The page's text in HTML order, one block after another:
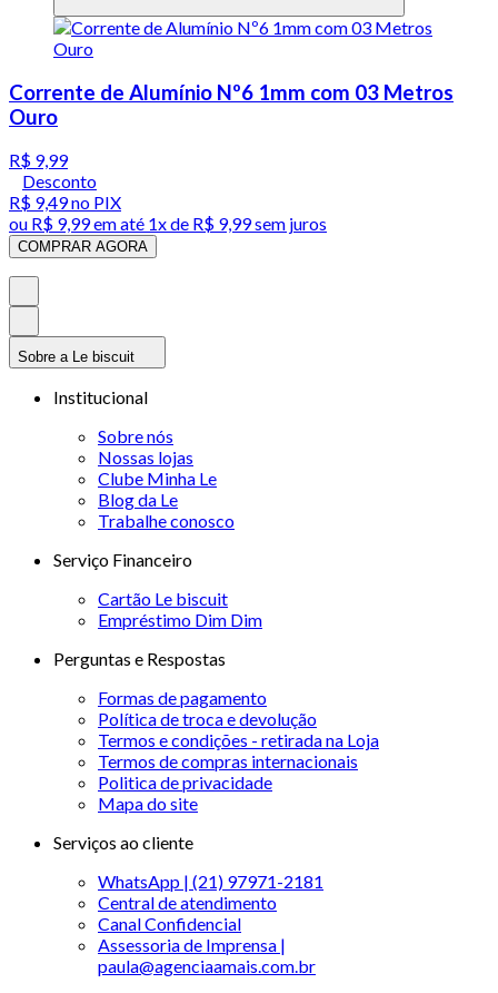
Corrente de Alumínio Nº6 1mm com 03 Metros
Ouro
R$ 9,99
Desconto
R$ 9,49no PIX
ou R$ 9,99em até 1x de R$ 9,99sem juros
COMPRAR AGORA
Sobre a Le biscuit
Institucional
Sobre nós
Nossas lojas
Clube Minha Le
Blog da Le
Trabalhe conosco
Serviço Financeiro
Cartão Le biscuit
Empréstimo Dim Dim
Perguntas e Respostas
Formas de pagamento
Política de troca e devolução
Termos e condições - retirada na Loja
Termos de compras internacionais
Politica de privacidade
Mapa do site
Serviços ao cliente
WhatsApp | (21) 97971-2181
Central de atendimento
Canal Confidencial
Assessoria de Imprensa |
paula@agenciaamais.com.br